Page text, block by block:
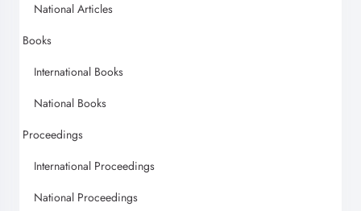
National Articles
Books
International Books
National Books
Proceedings
International Proceedings
National Proceedings